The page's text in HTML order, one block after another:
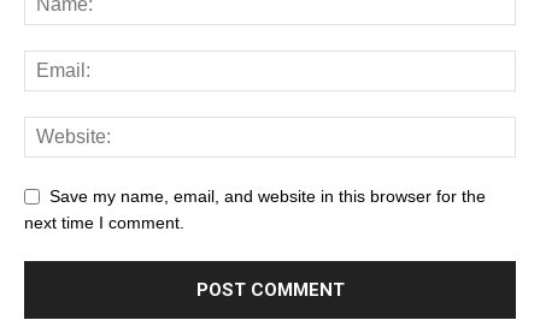
Save my name, email, and website in this browser for the
next time I comment.